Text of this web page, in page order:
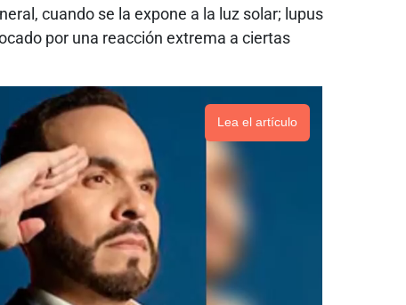
cuando se la expone a la luz solar; lupus
por una reacción extrema a ciertas
Lea el artículo